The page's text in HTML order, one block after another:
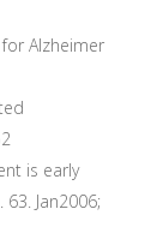
Alzheimer
is early
Jan2006;